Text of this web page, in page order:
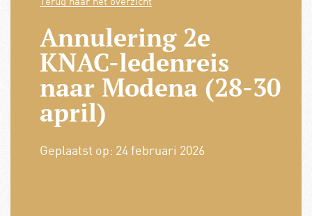
Annulering 2e
KNAC-ledenreis
naar Modena (28-30
april)
Geplaatst op: 24 februari 2026